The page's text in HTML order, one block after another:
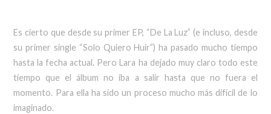
Es cierto que desde su primer EP, “De La Luz” (e incluso, desde
su primer single “Solo Quiero Huir”) ha pasado mucho tiempo
hasta la fecha actual. Pero Lara ha dejado muy claro todo este
tiempo que el álbum no iba a salir hasta que no fuera el
momento. Para ella ha sido un proceso mucho más difícil de lo
imaginado.